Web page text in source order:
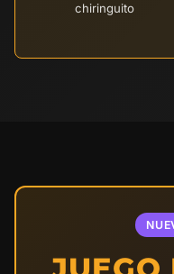
chiringuito